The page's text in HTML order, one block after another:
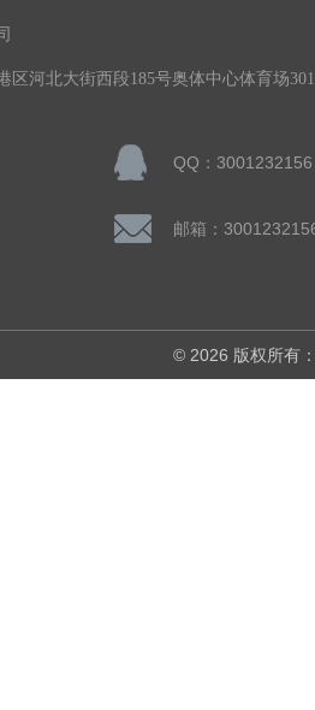
区河北大街西段185号奥体中心体育场
QQ：3001232156
邮箱：
© 2026 版权所有